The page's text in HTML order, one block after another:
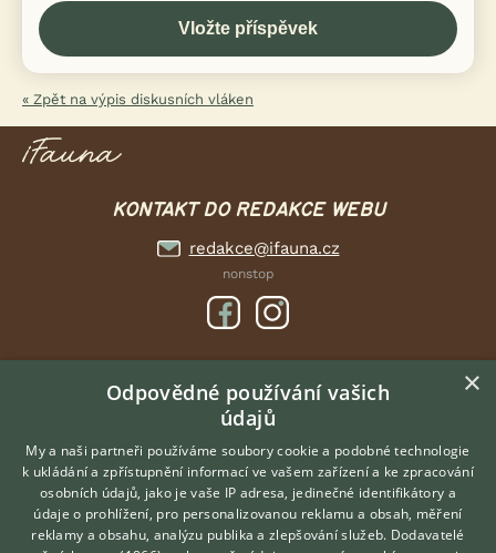
« Zpět na výpis diskusních vláken
KONTAKT DO REDAKCE WEBU
redakce@ifauna.cz
nonstop
DOMOVSKÁ STRÁNKA
INZERCE
DISKUSE
ČLÁNKY
O nás
×
Odpovědné používání vašich
údajů
My a naši partneři používáme soubory cookie a podobné technologie
k ukládání a zpřístupnění informací ve vašem zařízení a ke zpracování
osobních údajů, jako je vaše IP adresa, jedinečné identifikátory a
údaje o prohlížení, pro personalizovanou reklamu a obsah, měření
reklamy a obsahu, analýzu publika a zlepšování služeb. Dodavatelé